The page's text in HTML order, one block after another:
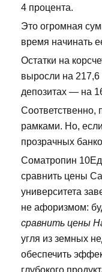
4 процента.
Это огромная
время начинать
Остатки на
выросли на 217,6
депозитах — на
Соответственно,
рамками. Но,
прозрачных
Cоматропин
сравнить цены
университета
не афоризмом:
сравнить цены
угля из земных
обеспечить
глубокого